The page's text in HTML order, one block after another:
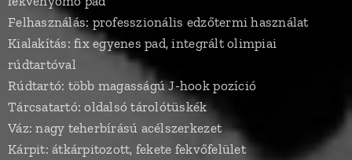
Felhasználás: professzionális edzőtermi használat
Kialakítás: fix egyenes pad, integrált olimpiai
rúdtartóval
Rúdtartó: több magasságú J-hook pozíció
Tárcsatartó: oldalsó tárolótüskék
Váz: nagy teherbírású acélszerkezet
Kárpit: átkárpitozott, fekete fekvőfelület